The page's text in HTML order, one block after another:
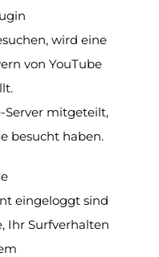
wird eine
von YouTube
Server mitgeteilt,
besucht haben.
eingeloggt sind
Ihr Surfverhalten